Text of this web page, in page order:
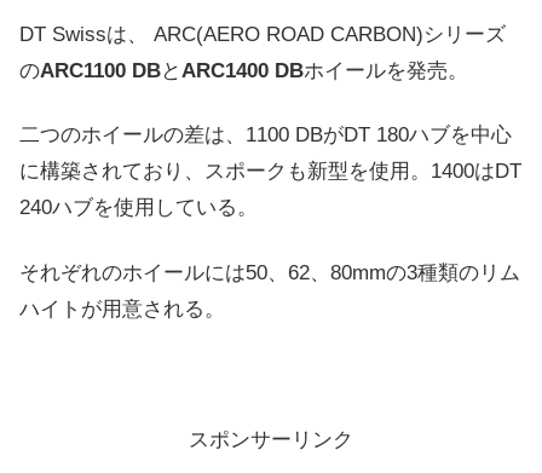
DT Swissは、 ARC(AERO ROAD CARBON)シリーズ
のARC1100 DBと ARC1400 DBホイールを発売。
二つのホイールの差は、1100 DBがDT 180ハブを中心
に構築されており、スポークも新型を使用。1400はDT
240ハブを使用している。
それぞれのホイールには50、62、80mmの3種類のリム
ハイトが用意される。
スポンサーリンク